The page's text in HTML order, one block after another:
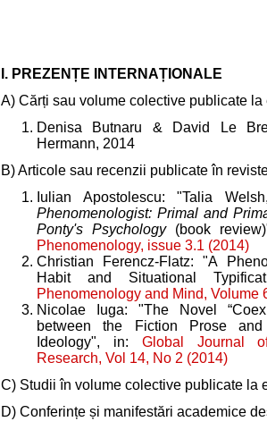
I. PREZENȚE INTERNAȚIONALE
A) Cărți sau volume colective publicate
Denisa Butnaru & David Le
Hermann, 2014
B) Articole sau recenzii publicate în
Iulian Apostolescu: "Talia
Phenomenologist: Primal and
Ponty's Psychology(book
Phenomenology, issue 3.1 (2014)
Christian Ferencz-Flatz: "A
Habit and Situational
Phenomenology and Mind, Volume
Nicolae Iuga: "The Novel
between the Fiction Prose
Ideology", in: Global Journal
Research, Vol 14, No 2 (2014)
C) Studii în volume colective publicate la
D) Conferințe și manifestări academice